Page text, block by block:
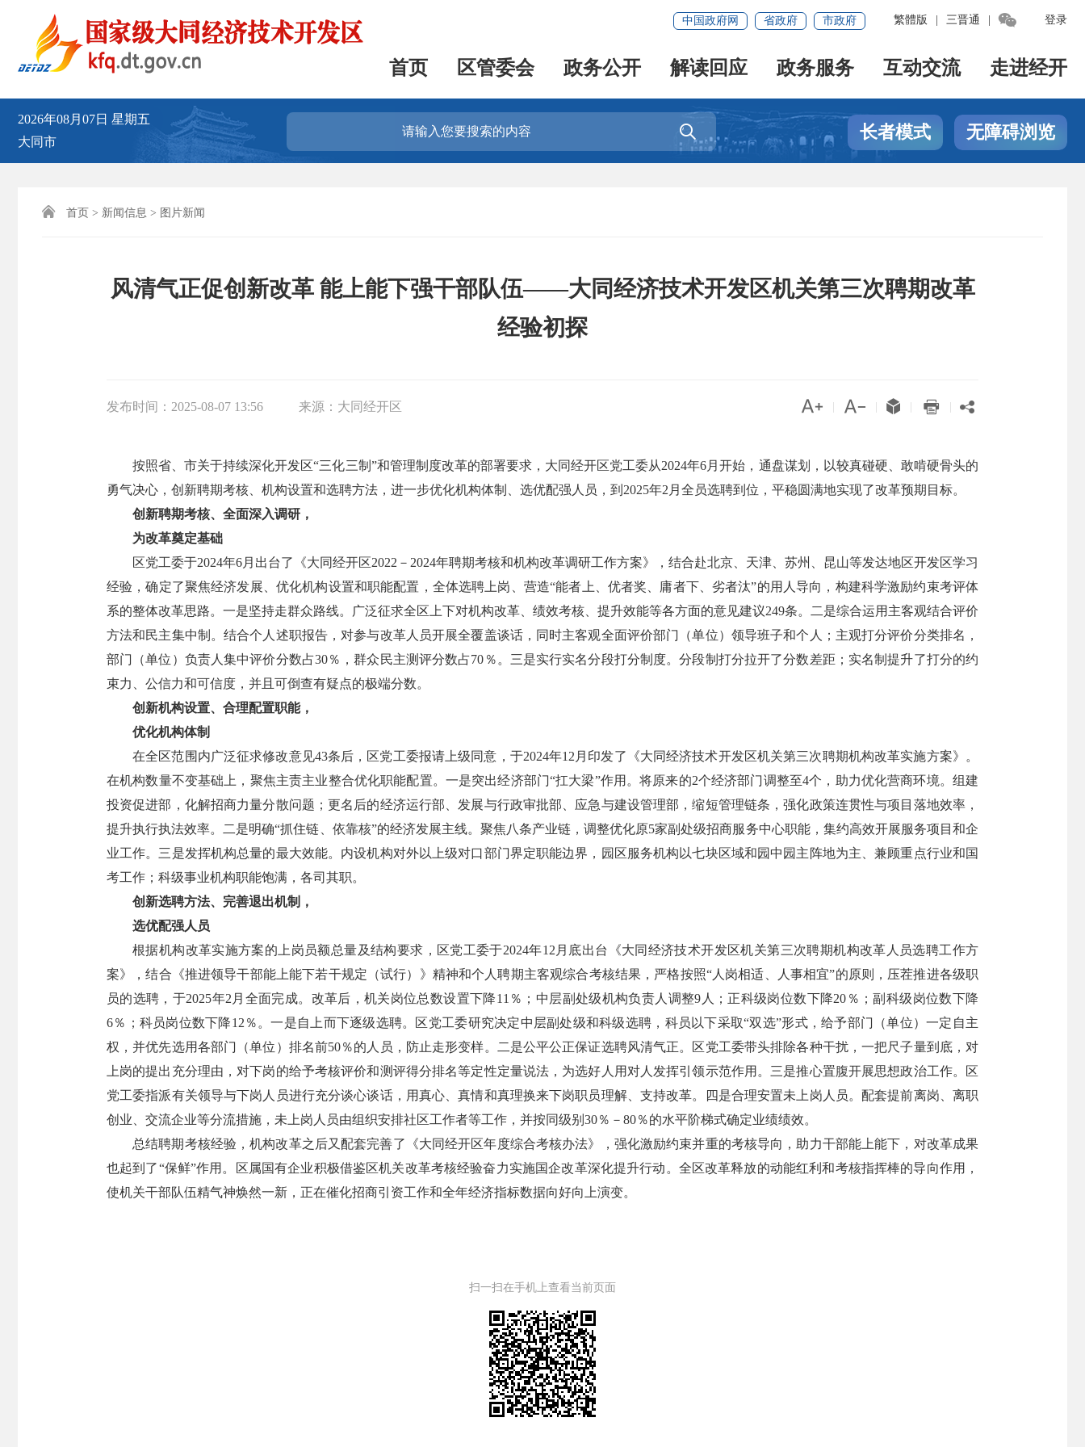
登录
繁體版 三晋通 
中国政府网 省政府 市政府
首页 区管委会 政务公开 解读回应 政务服务 互动交流 走进经开
2026年08月07日 星期五
大同市
 长者模式 无障碍浏览
 首页 > 新闻信息 > 图片新闻
风清气正促创新改革 能上能下强干部队伍——大同经济技术开发区机关第三次聘期改革
经验初探
发布时间： 2025-08-07 13:56 来源： 大同经开区     
按照省、市关于持续深化开发区“三化三制”和管理制度改革的部署要求，大同经开区党工委从2024年6月开始，通盘谋划，以较真碰硬、敢啃硬骨头的
勇气决心，创新聘期考核、机构设置和选聘方法，进一步优化机构体制、选优配强人员，到2025年2月全员选聘到位，平稳圆满地实现了改革预期目标。
创新聘期考核、全面深入调研，
为改革奠定基础
区党工委于2024年6月出台了《大同经开区2022－2024年聘期考核和机构改革调研工作方案》，结合赴北京、天津、苏州、昆山等发达地区开发区学习
经验，确定了聚焦经济发展、优化机构设置和职能配置，全体选聘上岗、营造“能者上、优者奖、庸者下、劣者汰”的用人导向，构建科学激励约束考评体
系的整体改革思路。一是坚持走群众路线。广泛征求全区上下对机构改革、绩效考核、提升效能等各方面的意见建议249条。二是综合运用主客观结合评价
方法和民主集中制。结合个人述职报告，对参与改革人员开展全覆盖谈话，同时主客观全面评价部门（单位）领导班子和个人；主观打分评价分类排名，
部门（单位）负责人集中评价分数占30％，群众民主测评分数占70％。三是实行实名分段打分制度。分段制打分拉开了分数差距；实名制提升了打分的约
束力、公信力和可信度，并且可倒查有疑点的极端分数。
创新机构设置、合理配置职能，
优化机构体制
在全区范围内广泛征求修改意见43条后，区党工委报请上级同意，于2024年12月印发了《大同经济技术开发区机关第三次聘期机构改革实施方案》。
在机构数量不变基础上，聚焦主责主业整合优化职能配置。一是突出经济部门“扛大梁”作用。将原来的2个经济部门调整至4个，助力优化营商环境。组建
投资促进部，化解招商力量分散问题；更名后的经济运行部、发展与行政审批部、应急与建设管理部，缩短管理链条，强化政策连贯性与项目落地效率，
提升执行执法效率。二是明确“抓住链、依靠核”的经济发展主线。聚焦八条产业链，调整优化原5家副处级招商服务中心职能，集约高效开展服务项目和企
业工作。三是发挥机构总量的最大效能。内设机构对外以上级对口部门界定职能边界，园区服务机构以七块区域和园中园主阵地为主、兼顾重点行业和国
考工作；科级事业机构职能饱满，各司其职。
创新选聘方法、完善退出机制，
选优配强人员
根据机构改革实施方案的上岗员额总量及结构要求，区党工委于2024年12月底出台《大同经济技术开发区机关第三次聘期机构改革人员选聘工作方
案》，结合《推进领导干部能上能下若干规定（试行）》精神和个人聘期主客观综合考核结果，严格按照“人岗相适、人事相宜”的原则，压茬推进各级职
员的选聘，于2025年2月全面完成。改革后，机关岗位总数设置下降11％；中层副处级机构负责人调整9人；正科级岗位数下降20％；副科级岗位数下降
6％；科员岗位数下降12％。一是自上而下逐级选聘。区党工委研究决定中层副处级和科级选聘，科员以下采取“双选”形式，给予部门（单位）一定自主
权，并优先选用各部门（单位）排名前50％的人员，防止走形变样。二是公平公正保证选聘风清气正。区党工委带头排除各种干扰，一把尺子量到底，对
上岗的提出充分理由，对下岗的给予考核评价和测评得分排名等定性定量说法，为选好人用对人发挥引领示范作用。三是推心置腹开展思想政治工作。区
党工委指派有关领导与下岗人员进行充分谈心谈话，用真心、真情和真理换来下岗职员理解、支持改革。四是合理安置未上岗人员。配套提前离岗、离职
创业、交流企业等分流措施，未上岗人员由组织安排社区工作者等工作，并按同级别30％－80％的水平阶梯式确定业绩绩效。
总结聘期考核经验，机构改革之后又配套完善了《大同经开区年度综合考核办法》，强化激励约束并重的考核导向，助力干部能上能下，对改革成果
也起到了“保鲜”作用。区属国有企业积极借鉴区机关改革考核经验奋力实施国企改革深化提升行动。全区改革释放的动能红利和考核指挥棒的导向作用，
使机关干部队伍精气神焕然一新，正在催化招商引资工作和全年经济指标数据向好向上演变。
扫一扫在手机上查看当前页面